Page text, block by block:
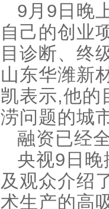
9月9日晚
自己的创业
目诊断、终
山东华潍新
凯表示,他的
涝问题的城
融资已经
央视9日
及观众介绍
术生产的高